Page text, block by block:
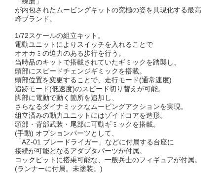
が内包されたムービングキットの究極の姿を具現化する最高
峰ブランド。
1/72スケールの組立キット。
電動ユニットによりスイッチを入れることで
オオカミの迫力のある歩行を行う。
当時品のキットで搭載されていたギミックを踏襲し、
頭部にスピードチェンジギミックを搭載。
頭部位置を変更することで、走行モード(通常速度)
追跡モード(低速度)のスピード切り替えが可能。
脚部に電動で動く箇所を追加し、
さらなるダイナミックなムービングアクションを実現。
組立済みの動力ユニットにはゾイドコアを造形。
頭部・背部武装・尾部に可動ギミックを搭載。
(手動) オプションパーツとして、
「AZ-01 ブレードライガー」などに付属する台座に
接続が可能となるアダプタパーツが付属。
コックピットに搭乗可能な、一般兵士のフィギュアが付属。
(ランナーに付属。未塗装。)